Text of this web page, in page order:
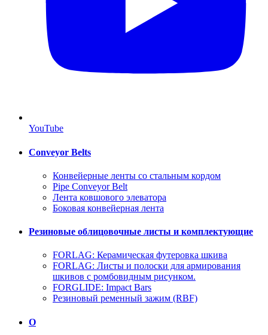
YouTube
Conveyor Belts
Конвейерные ленты со стальным кордом
Pipe Conveyor Belt
Лента ковшового элеватора
Боковая конвейерная лента
Резиновые облицовочные листы и комплектующие
FORLAG: Керамическая футеровка шкива
FORLAG: Листы и полоски для армирования
шкивов с ромбовидным рисунком.
FORGLIDE: Impact Bars
Резиновый ременный зажим (RBF)
О